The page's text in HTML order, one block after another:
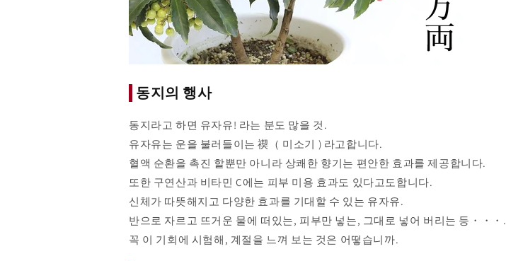
동지의 행사
동지라고 하면 유자유! 라는 분도 많을 것.
유자유는 운을 불러들이는 禊（ 미소기 ) 라고합니다.
혈액 순환을 촉진 할뿐만 아니라 상쾌한 향기는 편안한 효과를 제공합니다.
또한 구연산과 비타민 C에는 피부 미용 효과도 있다고도합니다.
신체가 따뜻해지고 다양한 효과를 기대할 수 있는 유자유.
반으로 자르고 뜨거운 물에 떠있는, 피부만 넣는, 그대로 넣어 버리는 등・・・.
꼭 이 기회에 시험해, 계절을 느껴 보는 것은 어떻습니까.